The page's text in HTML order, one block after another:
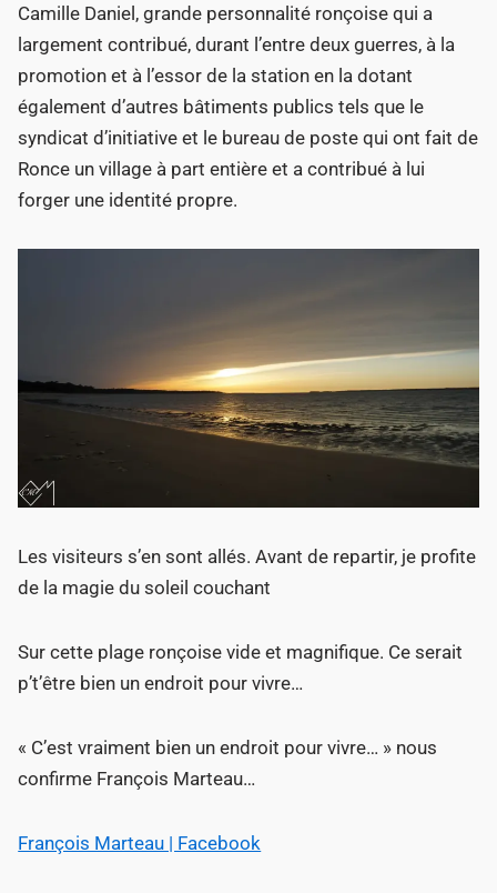
Camille Daniel, grande personnalité ronçoise qui a
largement contribué, durant l’entre deux guerres, à la
promotion et à l’essor de la station en la dotant
également d’autres bâtiments publics tels que le
syndicat d’initiative et le bureau de poste qui ont fait de
Ronce un village à part entière et a contribué à lui
forger une identité propre.
Les visiteurs s’en sont allés. Avant de repartir, je profite
de la magie du soleil couchant
Sur cette plage ronçoise vide et magnifique. Ce serait
p’t’être bien un endroit pour vivre…
« C’est vraiment bien un endroit pour vivre… » nous
confirme François Marteau…
François Marteau | Facebook